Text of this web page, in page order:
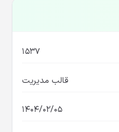
1537
قالب مدیریت
1404/02/05